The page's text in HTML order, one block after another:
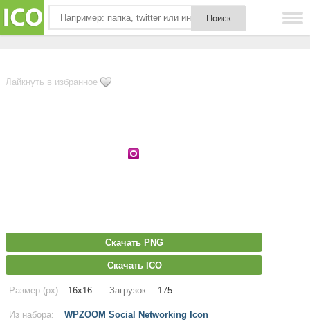
Лайкнуть в избранное
Скачать PNG
Скачать ICO
Размер (px): 16x16 Загрузок: 175
Из набора: WPZOOM Social Networking Icon